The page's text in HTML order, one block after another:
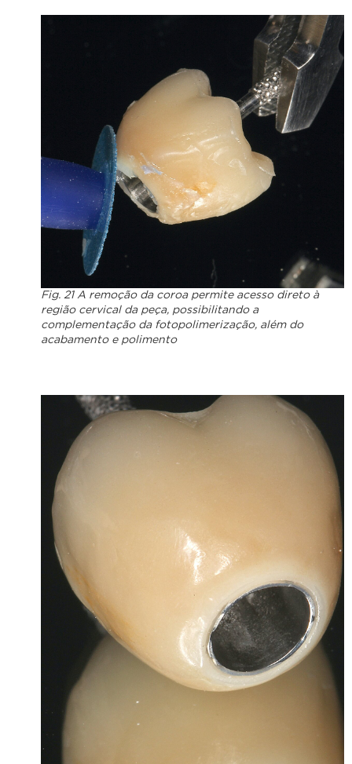
Fig. 21 A remoção da coroa permite acesso direto à
região cervical da peça, possibilitando a
complementação da fotopolimerização, além do
acabamento e polimento